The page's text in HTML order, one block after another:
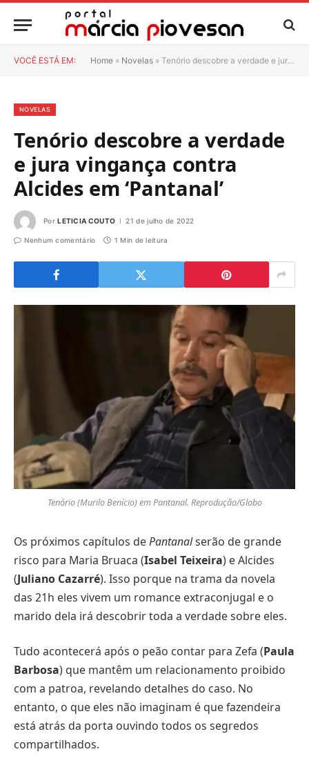
VOCÊ ESTÁ EM: Home » Novelas » Tenório descobre a verdade e jura vingança contra Alcides em ‘Pantanal’
NOVELAS
Tenório descobre a verdade
e jura vingança contra
Alcides em ‘Pantanal’
Por LETICIA COUTO 21 de julho de 2022
Nenhum comentário 1 Min de leitura
Tenório (Murilo Benício) em Pantanal. Reprodução/Globo
Os próximos capítulos dePantanalserão de grande
risco para Maria Bruaca (Isabel Teixeira) e Alcides
(Juliano Cazarré). Isso porque na trama da novela
das 21h eles vivem um romance extraconjugal e o
marido dela irá descobrir toda a verdade sobre eles.
Tudo acontecerá após o peão contar para Zefa (Paula
Barbosa) que mantêm um relacionamento proibido
com a patroa, revelando detalhes do caso. No
entanto, o que eles não imaginam é que fazendeira
está atrás da porta ouvindo todos os segredos
compartilhados.